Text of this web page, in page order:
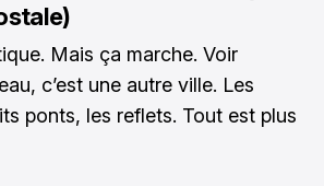
Mais ça marche. Voir
c’est une autre ville. Les
ponts, les reflets. Tout est plus